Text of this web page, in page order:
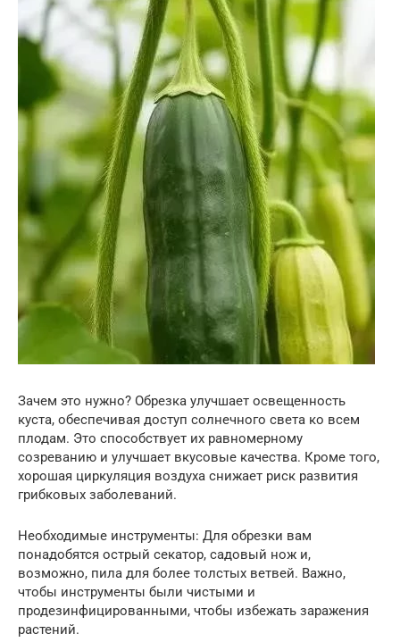
Зачем это нужно? Обрезка улучшает освещенность
куста, обеспечивая доступ солнечного света ко всем
плодам. Это способствует их равномерному
созреванию и улучшает вкусовые качества. Кроме того,
хорошая циркуляция воздуха снижает риск развития
грибковых заболеваний.
Необходимые инструменты: Для обрезки вам
понадобятся острый секатор, садовый нож и,
возможно, пила для более толстых ветвей. Важно,
чтобы инструменты были чистыми и
продезинфицированными, чтобы избежать заражения
растений.